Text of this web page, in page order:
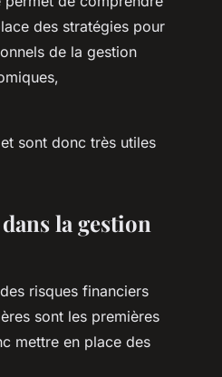
des stratégies pour
de la gestion
sont donc très utiles
la gestion
risques financiers
sont les premières
mettre en place des